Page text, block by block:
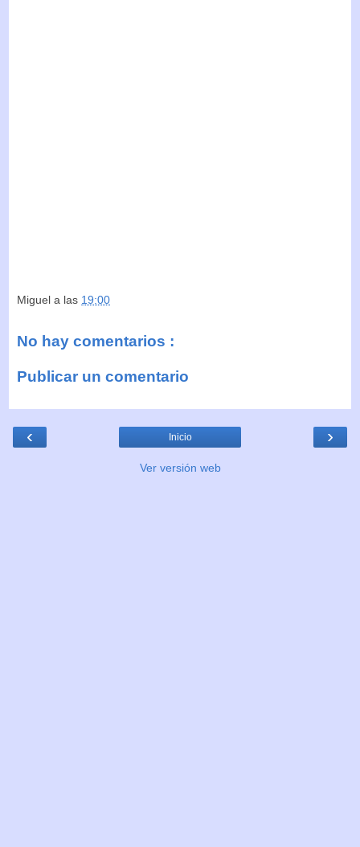
Miguel a las 19:00
No hay comentarios :
Publicar un comentario
‹ ›
Inicio
Ver versión web